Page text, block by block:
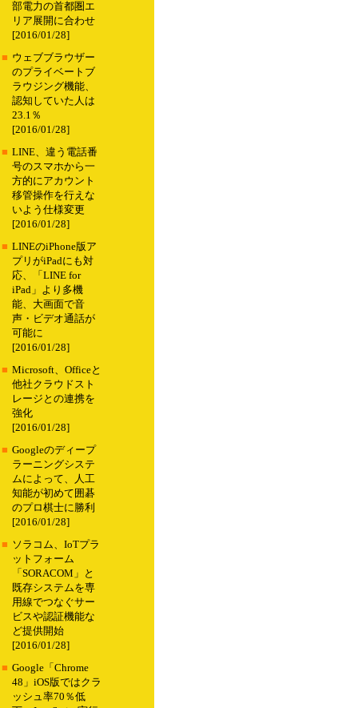
部電力の首都圏エ
リア展開に合わせ
[2016/01/28]
■ ウェブブラウザー
のプライベートブ
ラウジング機能、
認知していた人は
23.1％
[2016/01/28]
■ LINE、違う電話番
号のスマホから一
方的にアカウント
移管操作を行えな
いよう仕様変更
[2016/01/28]
■ LINEのiPhone版ア
プリがiPadにも対
応、「LINE for
iPad」より多機
能、大画面で音
声・ビデオ通話が
可能に
[2016/01/28]
■ Microsoft、Officeと
他社クラウドスト
レージとの連携を
強化
[2016/01/28]
■ Googleのディープ
ラーニングシステ
ムによって、人工
知能が初めて囲碁
のプロ棋士に勝利
[2016/01/28]
■ ソラコム、IoTプラ
ットフォーム
「SORACOM」と
既存システムを専
用線でつなぐサー
ビスや認証機能な
ど提供開始
[2016/01/28]
■ Google「Chrome
48」iOS版ではクラ
ッシュ率70％低